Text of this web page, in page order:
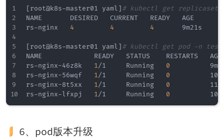
[root@k8s-master01 yaml] # kubectl get
NAME       DESIRED   CURRENT   READY   AGE
rs-nginx 4 4 4
       9m21s
[root@k8s-master01 yaml] # kubectl get pod -n
NAME             READY   STATUS    RESTARTS   AGE
rs-nginx-46z8k 1/1     Running 0
rs-nginx-56wqf 1/1     Running 0
rs-nginx-8t5xx 1/1     Running 0
rs-nginx-lfxpj 1/1     Running 0
6、pod版本升级